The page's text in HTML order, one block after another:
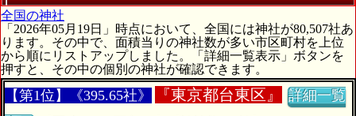
全国の神社
「2026年05月19日」時点において、全国には神社が80,507社あ
ります。その中で、面積当りの神社数が多い市区町村を上位
から順にリストアップしました。「詳細一覧表示」ボタンを
押すと、その中の個別の神社が確認できます。
【第1位】《395.65社》 『東京都台東区』
詳細一覧